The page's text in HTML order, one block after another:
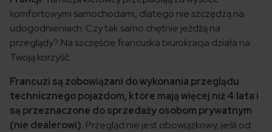
komfortowymi samochodami, dlatego nie szczędzą na
udogodnieniach. Czy tak samo chętnie jeżdżą na
przeglądy? Na szczęście francuska biurokracja działa na
Twoją korzyść.
Francuzi są zobowiązani do wykonania przeglądu
technicznego pojazdom, które mają więcej niż 4 lata i
są przeznaczone do sprzedaży osobom prywatnym
(nie dealerowi). Przegląd nie jest obowiązkowy, jeśli od